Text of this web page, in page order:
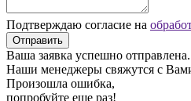
Подтверждаю согласие на
Отправить
Ваша заявка успешно отправлена.
Наши менеджеры свяжутся с
Произошла ошибка,
попробуйте еще раз!